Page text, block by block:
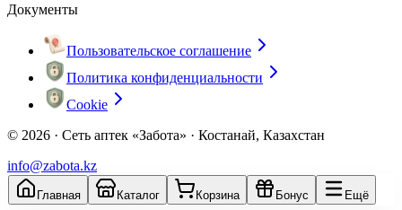
Документы
Пользовательское соглашение
Политика конфиденциальности
Cookie
© 2026 · Сеть аптек «Забота» · Костанай, Казахстан
info@zabota.kz
Главная Каталог Корзина Бонус Ещё